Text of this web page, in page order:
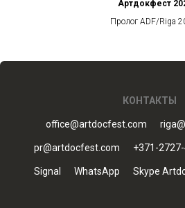
Артдокфест
Пролог ADF/Riga
КОНТАКТЫ
office@artdocfest.com
pr@artdocfest.com +371-
Signal WhatsApp Skype